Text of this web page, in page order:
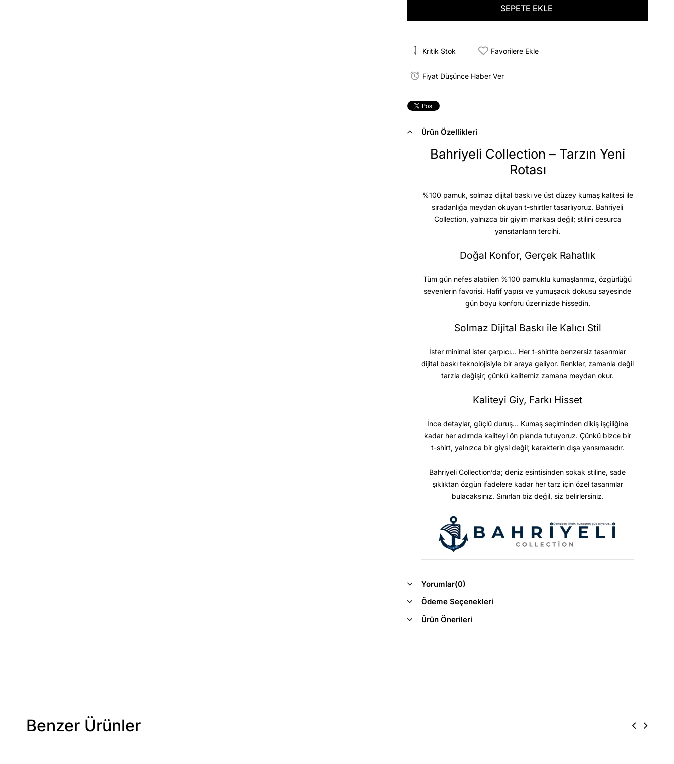
Kritik Stok Favorilere Ekle
Fiyat Düşünce Haber Ver
Ürün Özellikleri
Bahriyeli Collection – Tarzın Yeni
Rotası
%100 pamuk, solmaz dijital baskı ve üst düzey kumaş kalitesiile
sıradanlığa meydan okuyan t-shirtler tasarlıyoruz. Bahriyeli
Collection, yalnızca bir giyim markası değil; stilini cesurca
yansıtanların tercihi.
Doğal Konfor, Gerçek Rahatlık
Tüm gün nefes alabilen %100 pamuklu kumaşlarımız, özgürlüğü
sevenlerin favorisi. Hafif yapısı ve yumuşacık dokusu sayesinde
gün boyu konforu üzerinizde hissedin.
Solmaz Dijital Baskı ile Kalıcı Stil
İster minimal ister çarpıcı… Her t-shirtte benzersiz tasarımlar
dijital baskı teknolojisiyle bir araya geliyor. Renkler, zamanla değil
tarzla değişir; çünkü kalitemiz zamana meydan okur.
Kaliteyi Giy, Farkı Hisset
İnce detaylar, güçlü duruş… Kumaş seçiminden dikiş işçiliğine
kadar her adımda kaliteyi ön planda tutuyoruz. Çünkü bizce bir
t-shirt, yalnızca bir giysi değil; karakterin dışa yansımasıdır.
Bahriyeli Collection’da; deniz esintisinden sokak stiline, sade
şıklıktan özgün ifadelere kadar her tarz için özel tasarımlar
bulacaksınız. Sınırları biz değil, siz belirlersiniz.
Yorumlar(0)
Ödeme Seçenekleri
Ürün Önerileri
Benzer Ürünler